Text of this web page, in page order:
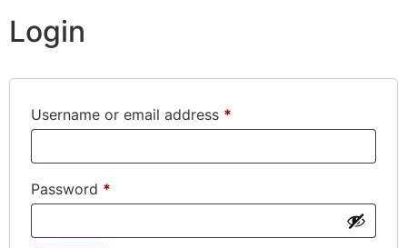
Login
Username or email address *
Password *